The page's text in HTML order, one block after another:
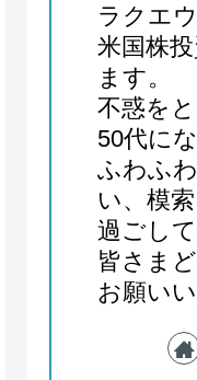
ラクエ
米国株
ます。
不惑を
50代に
ふわふ
い、模
過ごして
皆さま
お願い